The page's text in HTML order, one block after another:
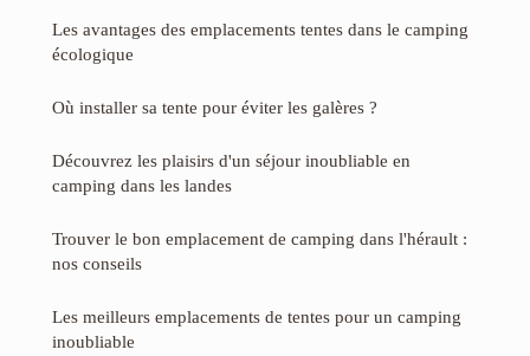
Les avantages des emplacements tentes dans le camping
écologique
Où installer sa tente pour éviter les galères ?
Découvrez les plaisirs d'un séjour inoubliable en
camping dans les landes
Trouver le bon emplacement de camping dans l'hérault :
nos conseils
Les meilleurs emplacements de tentes pour un camping
inoubliable